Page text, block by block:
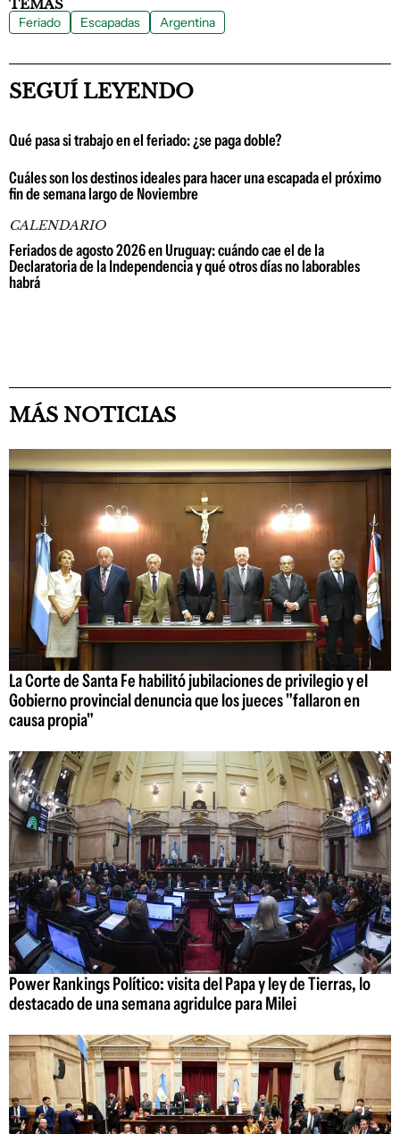
TEMAS
Feriado Escapadas Argentina
SEGUÍ LEYENDO
Qué pasa si trabajo en el feriado: ¿se paga doble?
Cuáles son los destinos ideales para hacer una escapada el próximo
fin de semana largo de Noviembre
CALENDARIO
Feriados de agosto 2026 en Uruguay: cuándo cae el de la
Declaratoria de la Independencia y qué otros días no laborables
habrá
MÁS NOTICIAS
La Corte de Santa Fe habilitó jubilaciones de privilegio y el
Gobierno provincial denuncia que los jueces "fallaron en
causa propia"
Power Rankings Político: visita del Papa y ley de Tierras, lo
destacado de una semana agridulce para Milei